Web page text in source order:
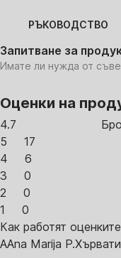
РЪКОВОДСТВО
Запитване за
Имате ли нужда от
Оценки на
4.7
5
17
4
6
3
0
2
0
1
0
Как работят
AAna Marija P.